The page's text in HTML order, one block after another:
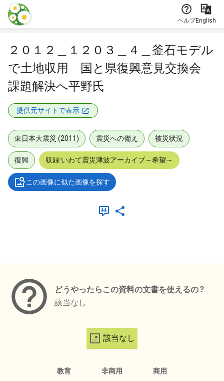
本文に飛ぶ
ヘルプEnglish
２０１２＿１２０３＿４＿釜石モデル
で土地収用 国と県復興意見交換会
課題解決へ平野氏
提供元サイトで表示
東日本大震災 (2011) 震災への備え 被災状況
復興 収録:いわて震災津波アーカイブ～希望～
この画像に似た画像を探す
どうやったらこの資料の文書を使えるの？
該当なし
該当なし
教育 非商用 商用